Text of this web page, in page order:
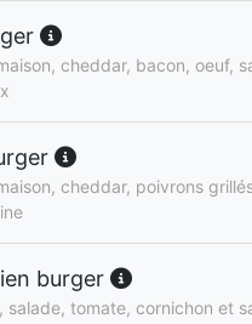
cheddar, bacon, oeuf,
cheddar, poivrons
burger
salade, tomate, cornichon et